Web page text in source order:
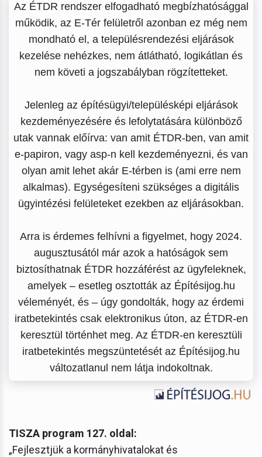
Az ÉTDR rendszer elfogadható megbízhatósággal
működik, az E-Tér felületről azonban ez még nem
mondható el, a településrendezési eljárások
kezelése nehézkes, nem átlátható, logikátlan és
nem követi a jogszabályban rögzítetteket.
Jelenleg az építésügyi/településképi eljárások
kezdeményezésére és lefolytatására különböző
utak vannak előírva: van amit ÉTDR-ben, van amit
e-papiron, vagy asp-n kell kezdeményezni, és van
olyan amit lehet akár E-térben is (ami erre nem
alkalmas). Egységesíteni szükséges a digitális
ügyintézési felületeket ezekben az eljárásokban.
Arra is érdemes felhívni a figyelmet, hogy 2024.
augusztusától már azok a hatóságok sem
biztosíthatnak ÉTDR hozzáférést az ügyfeleknek,
amelyek – esetleg osztották az Építésijog.hu
véleményét, és – úgy gondolták, hogy az érdemi
iratbetekintés csak elektronikus úton, az ÉTDR-en
keresztül történhet meg. Az ÉTDR-en keresztüli
iratbetekintés megszüntetését az Építésijog.hu
változatlanul nem látja indokoltnak.
TISZA program 127. oldal:
„Fejlesztjük a kormányhivatalokat és